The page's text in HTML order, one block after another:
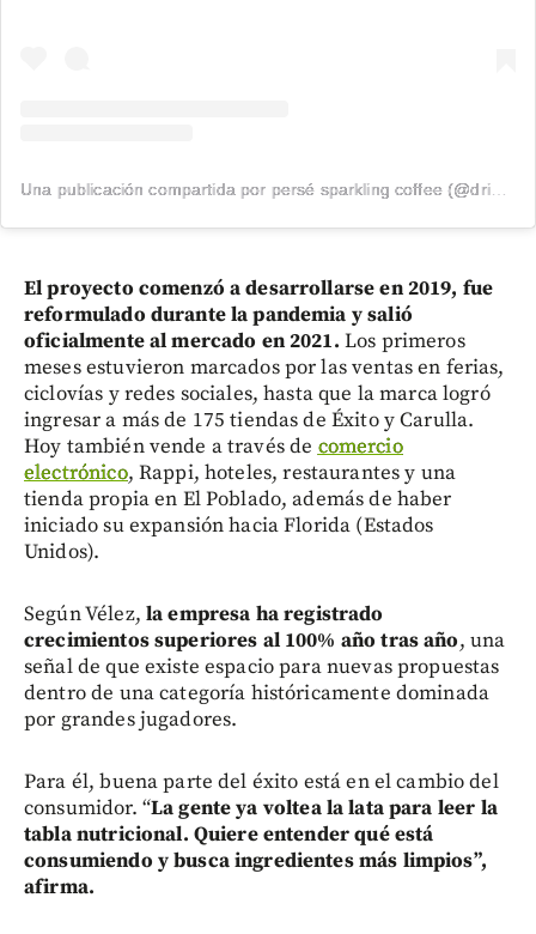
Una publicación compartida por persé sparkling coffee (@drinkperse)
El proyecto comenzó a desarrollarse en 2019, fue
reformulado durante la pandemia y salió
oficialmente al mercado en 2021. Los primeros
meses estuvieron marcados por las ventas en ferias,
ciclovías y redes sociales, hasta que la marca logró
ingresar a más de 175 tiendas de Éxito y Carulla.
Hoy también vende a través de comercio
electrónico, Rappi, hoteles, restaurantes y una
tienda propia en El Poblado, además de haber
iniciado su expansión hacia Florida (Estados
Unidos).
Según Vélez, la empresa ha registrado
crecimientos superiores al 100% año tras año, una
señal de que existe espacio para nuevas propuestas
dentro de una categoría históricamente dominada
por grandes jugadores.
Para él, buena parte del éxito está en el cambio del
consumidor. “La gente ya voltea la lata para leer la
tabla nutricional. Quiere entender qué está
consumiendo y busca ingredientes más limpios”,
afirma.